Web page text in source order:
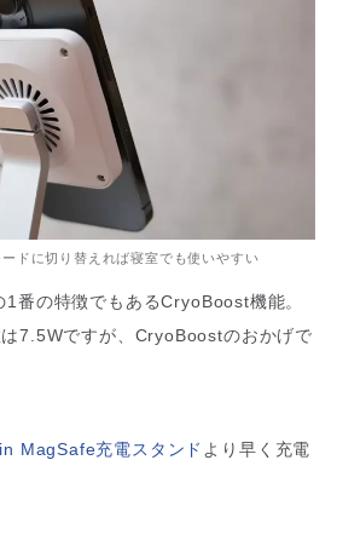
ドに切り替えれば寝室でも使いやすい
番の特徴でもあるCryoBoost機能。
7.5Wですが、CryoBoostのおかげで
MagSafe充電スタンド より早く充電